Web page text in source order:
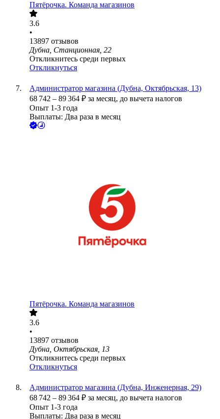
Пятёрочка. Команда магазинов
3.6
•
13897 отзывов
Дубна, Станционная, 22
Откликнитесь среди первых
Откликнуться
Администратор магазина (Дубна, Октябрьская, 13)
68 742 – 89 364 ₽ за месяц, до вычета налогов
Опыт 1-3 года
Выплаты: Два раза в месяц
Пятёрочка. Команда магазинов
3.6
•
13897 отзывов
Дубна, Октябрьская, 13
Откликнитесь среди первых
Откликнуться
Администратор магазина (Дубна, Инженерная, 29)
68 742 – 89 364 ₽ за месяц, до вычета налогов
Опыт 1-3 года
Выплаты: Два раза в месяц